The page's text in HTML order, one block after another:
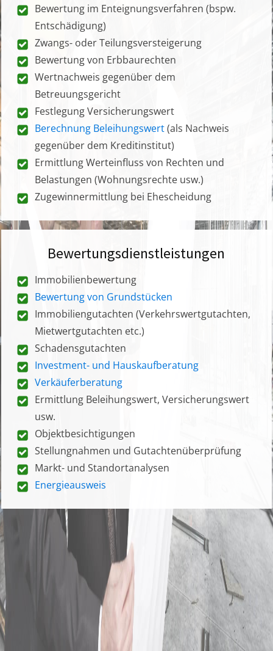
Bewertung im Enteignungsverfahren (bspw.
Entschädigung)
Zwangs- oder Teilungsversteigerung
Bewertung von Erbbaurechten
Wertnachweis gegenüber dem
Betreuungsgericht
Festlegung Versicherungswert
Berechnung Beleihungswert(als Nachweis
gegenüber dem Kreditinstitut)
Ermittlung Werteinfluss von Rechten und
Belastungen (Wohnungsrechte usw.)
Zugewinnermittlung bei Ehescheidung
Bewertungsdienstleistungen
Immobilienbewertung
Bewertung von Grundstücken
Immobiliengutachten (Verkehrswertgutachten,
Mietwertgutachten etc.)
Schadensgutachten
Investment- und Hauskaufberatung
Verkäuferberatung
Ermittlung Beleihungswert, Versicherungswert
usw.
Objektbesichtigungen
Stellungnahmen und Gutachtenüberprüfung
Markt- und Standortanalysen
Energieausweis